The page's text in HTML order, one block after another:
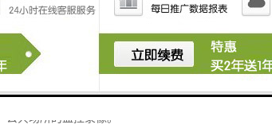
、网络等）实现与其他设备的连接。
等功能，确保数据的安全性和隐私保护。
共场所的监控录像。